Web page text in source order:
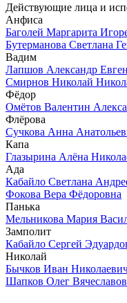
Действующие лица и
Анфиса
Баголей Маргарита
Бутерманова Светлана
Вадим
Лапшов Александр
Смирнов Николай
Фёдор
Омётов Валентин
Флёрова
Сучкова Анна
Капа
Глазырина Алёна
Ада
Кабайло Светлана
Фокова Вера Фёдоровна
Панька
Мельникова Мария
Замполит
Кабайло Сергей
Николай
Бычков Иван
Шапков Олег